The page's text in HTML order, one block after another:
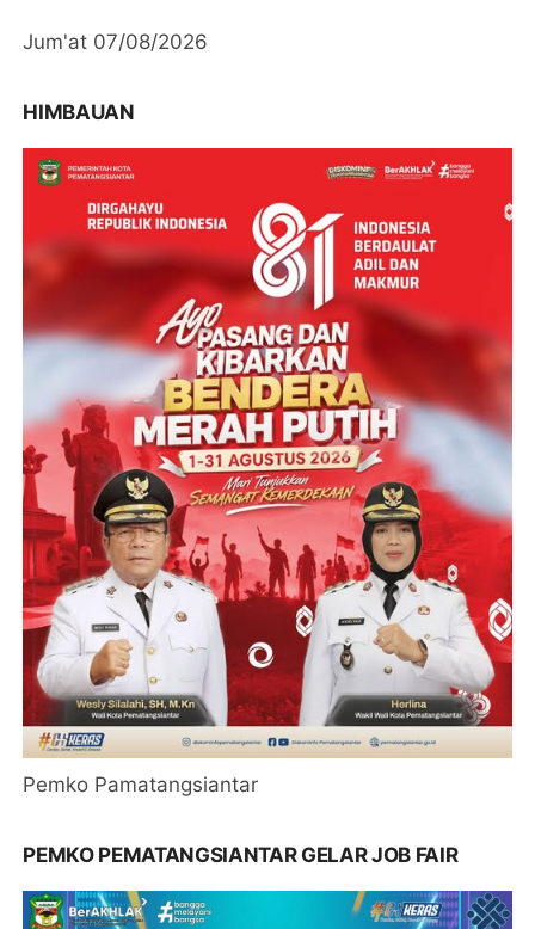
Jum'at 07/08/2026
HIMBAUAN
Pemko Pamatangsiantar
PEMKO PEMATANGSIANTAR GELAR JOB FAIR